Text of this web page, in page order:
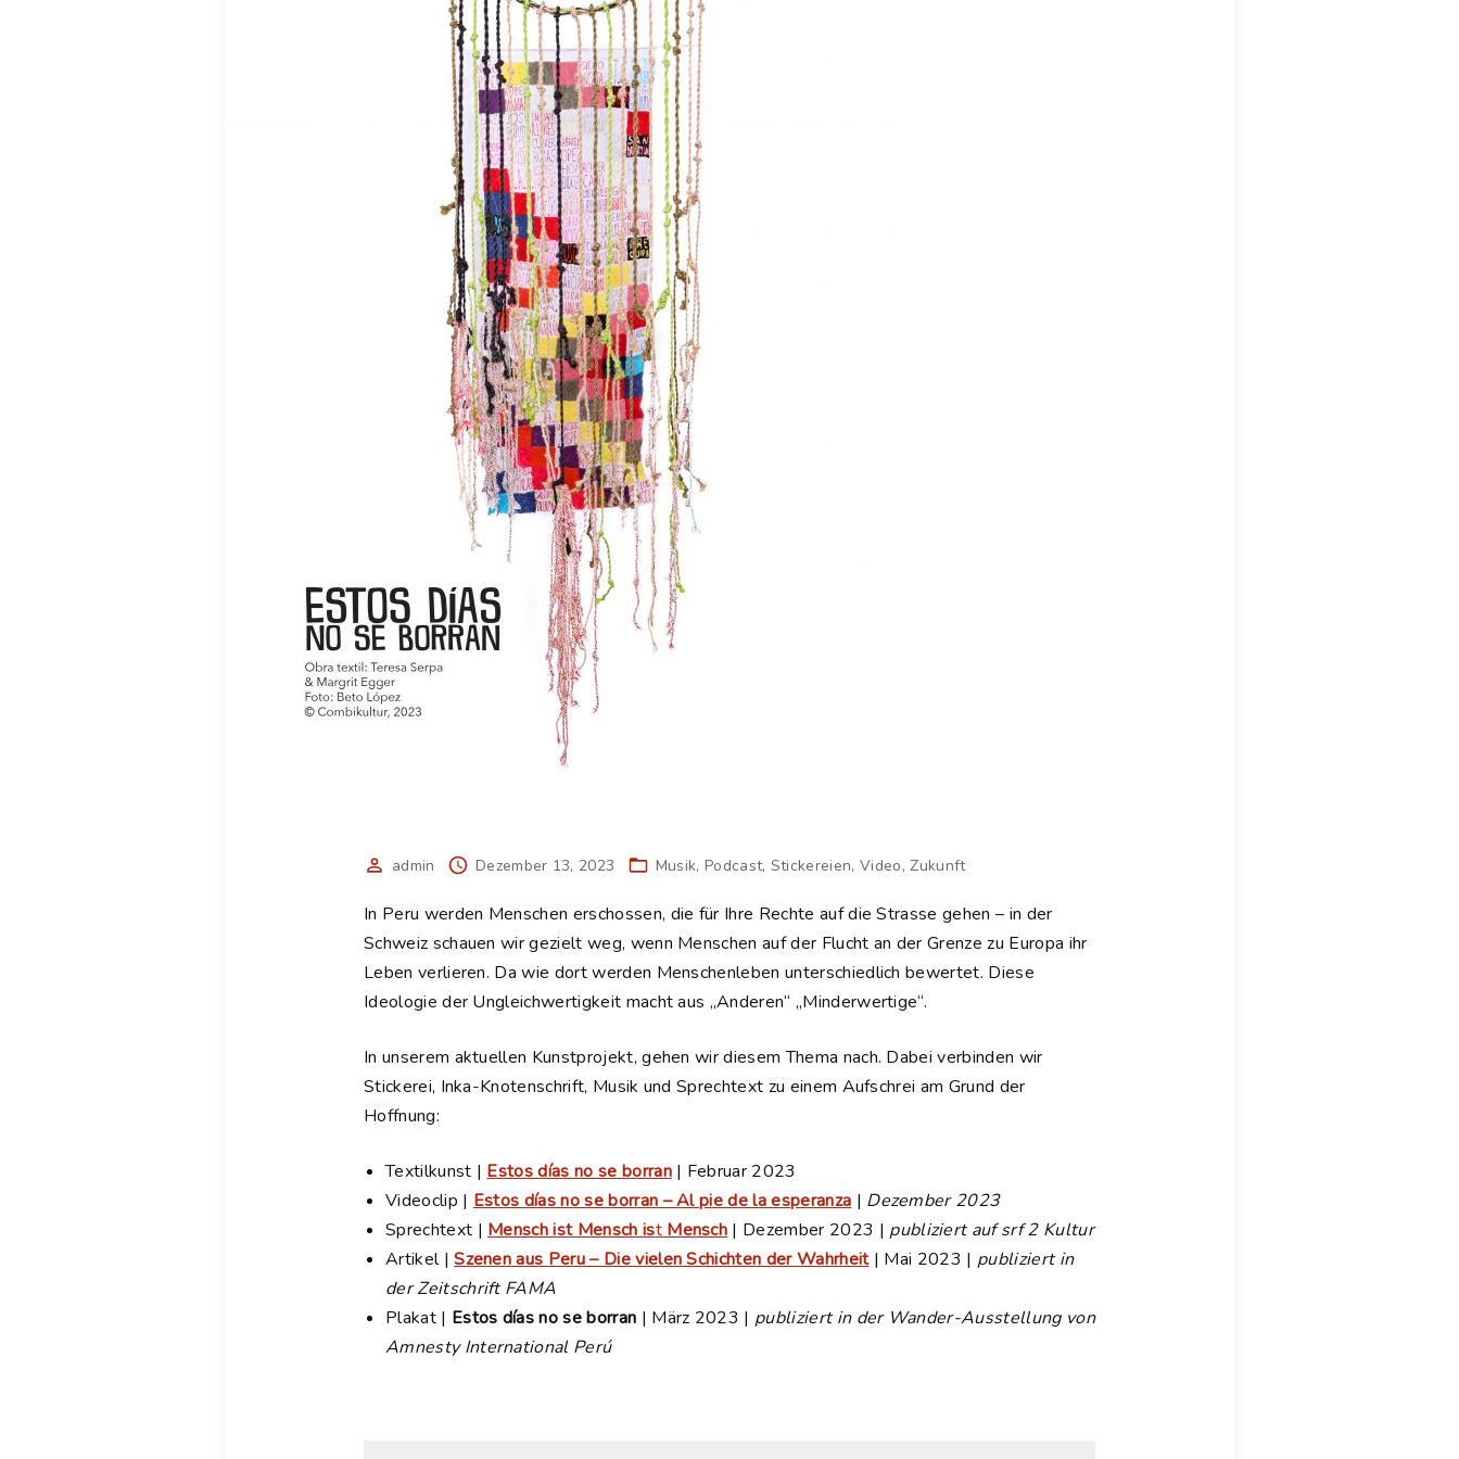
admin Dezember 13, 2023 Musik Podcast Stickereien Video Zukunft
In Peru werden Menschen erschossen, die für Ihre Rechte auf die Strasse gehen – in der
Schweiz schauen wir gezielt weg, wenn Menschen auf der Flucht an der Grenze zu Europa ihr
Leben verlieren. Da wie dort werden Menschenleben unterschiedlich bewertet. Diese
Ideologie der Ungleichwertigkeit macht aus „Anderen“ „Minderwertige“.
In unserem aktuellen Kunstprojekt, gehen wir diesem Thema nach. Dabei verbinden wir
Stickerei, Inka-Knotenschrift, Musik und Sprechtext zu einem Aufschrei am Grund der
Hoffnung:
Textilkunst | Estos días no se borran| Februar 2023
Videoclip | Estos días no se borran – Al pie de la esperanza | Dezember 2023
Sprechtext | Mensch ist Mensch ist Mensch | Dezember 2023 | publiziert auf srf 2 Kultur
Artikel |Szenen aus Peru – Die vielen Schichten der Wahrheit| Mai 2023 | publiziert in
der Zeitschrift FAMA
Plakat | Estos días no se borran | März 2023 | publiziert in der Wander-Ausstellung von
Amnesty International Perú